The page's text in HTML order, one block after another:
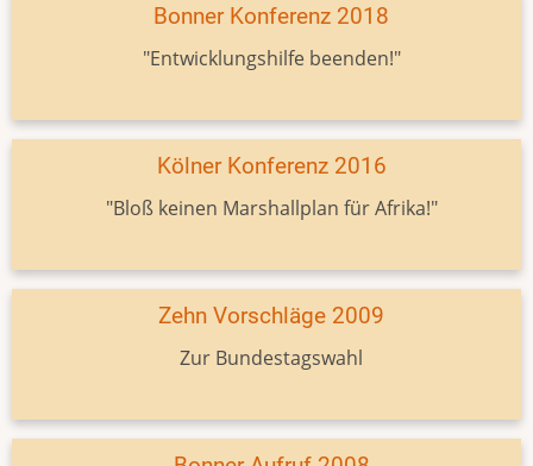
Bonner Konferenz 2018
"Entwicklungshilfe beenden!"
Kölner Konferenz 2016
"Bloß keinen Marshallplan für Afrika!"
Zehn Vorschläge 2009
Zur Bundestagswahl